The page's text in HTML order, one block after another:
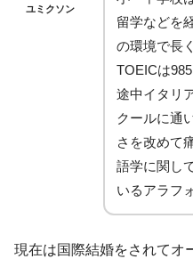
ユミクソン
留学などを
の環境で長
TOEICは985
途中イタリ
クールに通
さを改めて
語学に関し
いるアラフ
現在は国際結婚をされてオ